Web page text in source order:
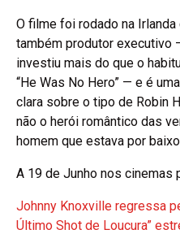
O filme foi rodado na
também produtor executivo
investiu mais do que o
“He Was No Hero” — e é
clara sobre o tipo de Robin
não o herói romântico das
homem que estava por
A 19 de Junho nos cinemas
Johnny Knoxville regressa
Último Shot de Loucura”